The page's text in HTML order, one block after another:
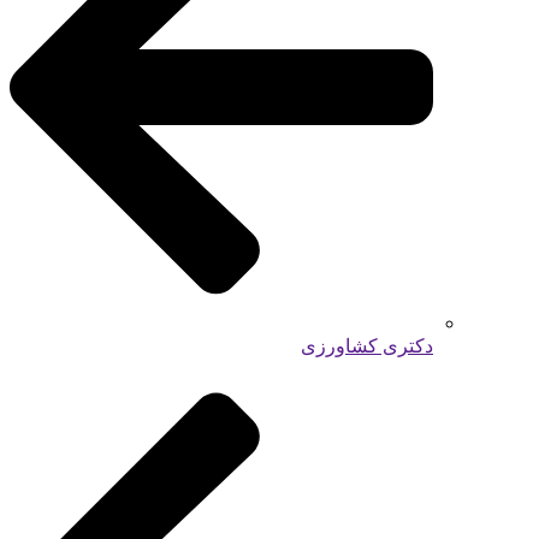
دکتری کشاورزی